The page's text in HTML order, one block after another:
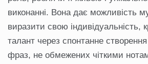
виконанні. Вона дає можливість
виразити свою індивідуальність,
талант через спонтанне
фраз, не обмежених чіткими